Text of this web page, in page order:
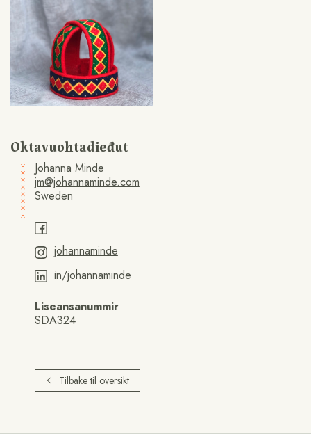
Oktavuohtadieđut
Johanna Minde
jm@johannaminde.com
Sweden
johannaminde
in/johannaminde
Liseansanummir
SDA324
Tilbake til oversikt